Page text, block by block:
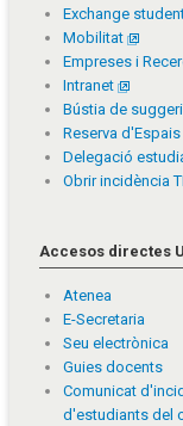
Exchange
Mobilitat
Empreses i
Intranet
Bústia de
Reserva
Delegació
Obrir incidència
Accesos directes
Atenea
E-Secretaria
Seu electrònica
Guies docents
Comunicat
d'estudiants del